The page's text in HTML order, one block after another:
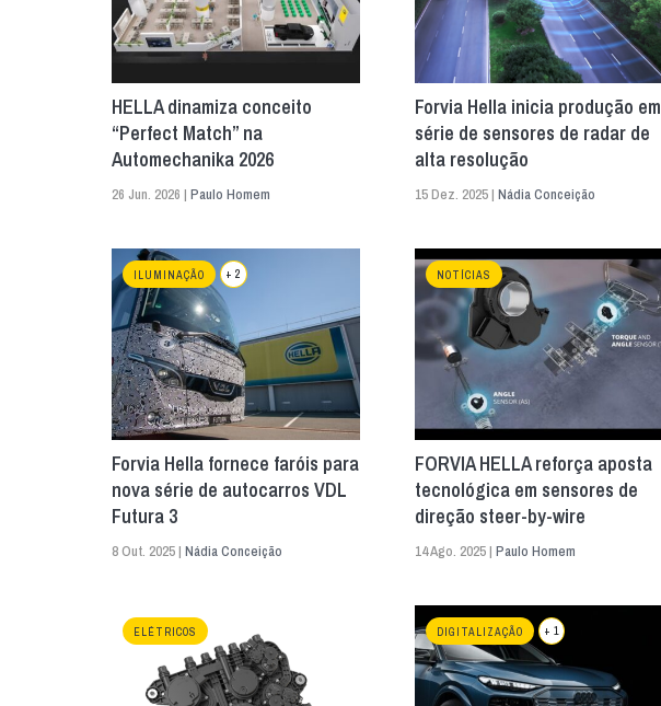
HELLA dinamiza conceito
“Perfect Match” na
Automechanika 2026
26 Jun. 2026 | Paulo Homem
Forvia Hella inicia produção em
série de sensores de radar de
alta resolução
15 Dez. 2025 | Nádia Conceição
ILUMINAÇÃO + 2
Forvia Hella fornece faróis para
nova série de autocarros VDL
Futura 3
8 Out. 2025 | Nádia Conceição
NOTÍCIAS
FORVIA HELLA reforça aposta
tecnológica em sensores de
direção steer-by-wire
14 Ago. 2025 | Paulo Homem
ELÉTRICOS DIGITALIZAÇÃO + 1